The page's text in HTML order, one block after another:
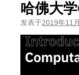
哈佛大
发表于2019年11